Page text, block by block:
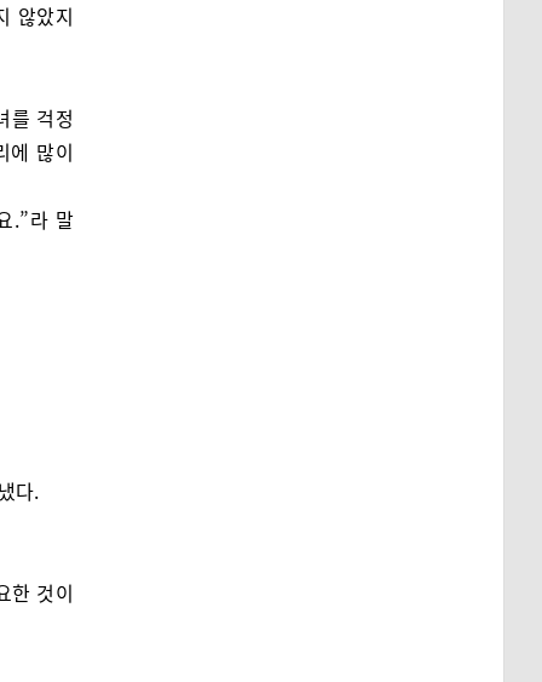
않았지
를 걱정
에 많이
.”라 말
다.
한 것이